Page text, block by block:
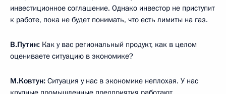
инвестиционное соглашение. Однако инвестор не приступит
к работе, пока не будет понимать, что есть лимиты на газ.
В.Путин: Как у вас региональный продукт, как в целом
оцениваете ситуацию в экономике?
М.Ковтун: Ситуация у нас в экономике неплохая. У нас